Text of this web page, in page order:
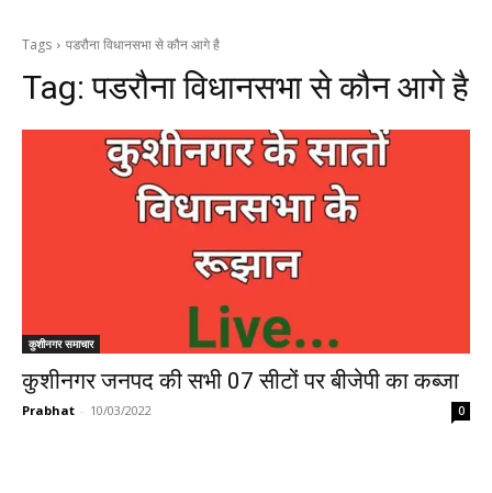
Tags पडरौना विधानसभा से कौन आगे है
Tag:पडरौना विधानसभा से कौन आगे है
कुशीनगर समाचार
कुशीनगर जनपद की सभी 07 सीटों पर बीजेपी का कब्जा
Prabhat - 10/03/2022 0